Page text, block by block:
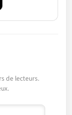
de lecteurs.